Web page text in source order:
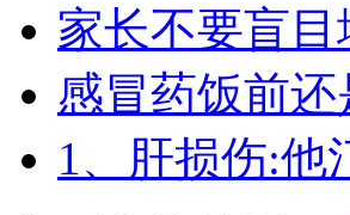
家长不要盲
感冒药饭前
1、肝损伤:他